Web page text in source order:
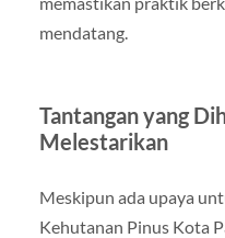
mendatang.
Tantangan yang
Melestarikan
Meskipun ada upaya
Kehutanan Pinus Kota